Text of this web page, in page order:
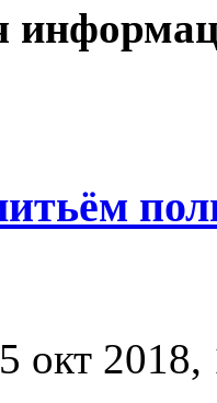
окт 2018,